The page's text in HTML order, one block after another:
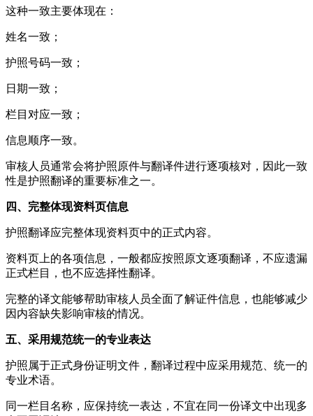
这种一致主要体现在：
姓名一致；
护照号码一致；
日期一致；
栏目对应一致；
信息顺序一致。
审核人员通常会将护照原件与翻译件进行逐项核对，因此一致
性是护照翻译的重要标准之一。
四、完整体现资料页信息
护照翻译应完整体现资料页中的正式内容。
资料页上的各项信息，一般都应按照原文逐项翻译，不应遗漏
正式栏目，也不应选择性翻译。
完整的译文能够帮助审核人员全面了解证件信息，也能够减少
因内容缺失影响审核的情况。
五、采用规范统一的专业表达
护照属于正式身份证明文件，翻译过程中应采用规范、统一的
专业术语。
同一栏目名称，应保持统一表达，不宜在同一份译文中出现多